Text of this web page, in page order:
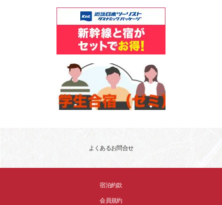
よくあるお問合せ
宿泊約款
会員規約